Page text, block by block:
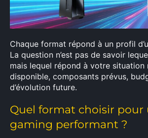
Chaque format répond à un profil
La question n’est pas de savoir
mais lequel répond à votre situation
disponible, composants prévus,
d’évolution future.
Quel format choisir pour
gaming performant ?